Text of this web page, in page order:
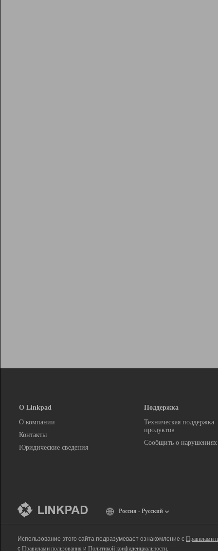
О Linkpad
О компании
Контакты
Юридические сведения
Поддержка
Техническая поддержка
продуктов
Сообщить о нарушениях
Россия - Русский
Использование этого сайта подразумевает ознакомление с Правилами
с Правилами пользования и Политикой конфиденциальности.